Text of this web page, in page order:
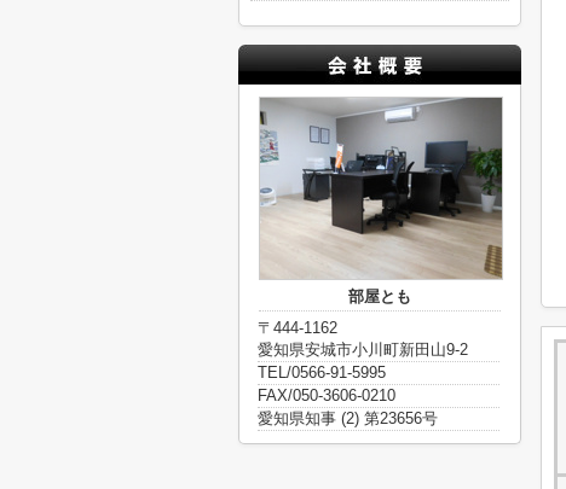
部屋とも
〒444-1162
愛知県安城市小川町新田山9-2
TEL/0566-91-5995
FAX/050-3606-0210
愛知県知事 (2) 第23656号